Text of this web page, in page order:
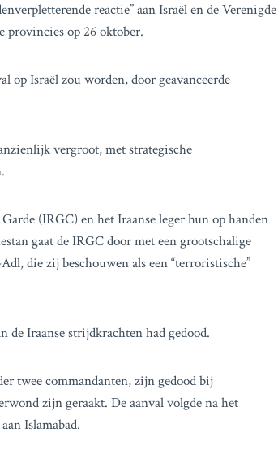
reactie” aan Israël en de Verenigde
provincies op 26 oktober.
op Israël zou worden, door geavanceerde
vergroot, met strategische
(IRGC) en het Iraanse leger hun op handen
gaat de IRGC door met een grootschalige
die zij beschouwen als een “terroristische”
de Iraanse strijdkrachten had gedood.
twee commandanten, zijn gedood bij
zijn geraakt. De aanval volgde na het
Islamabad.